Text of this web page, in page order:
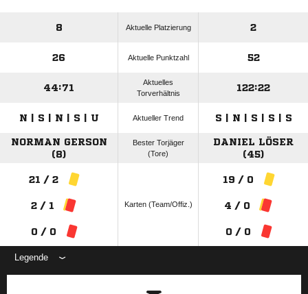
8 Aktuelle Platzierung 2
26 Aktuelle Punktzahl 52
44:71
Aktuelles
Torverhältnis
122:22
N | S | N | S | U Aktueller Trend S | N | S | S | S
NORMAN GERSON
(8)
Bester Torjäger
(Tore)
DANIEL LÖSER
(45)
21 / 2
2 / 1
0 / 0
Karten (Team/Offiz.)
19 / 0
4 / 0
0 / 0
Legende
ANZEIGE